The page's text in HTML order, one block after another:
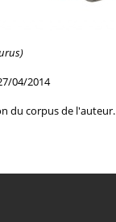
04/2014
du corpus de l'auteur.